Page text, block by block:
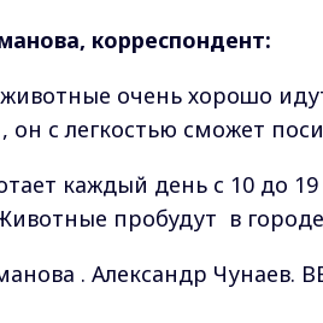
корреспондент:
животные очень хорошо
он с легкостью сможет
каждый день с 10 до
пробудут в
. Александр Чунаев.